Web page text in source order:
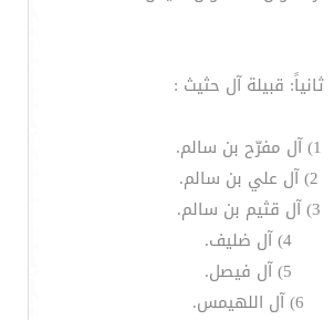
ثانياً: قبيلة آل حثيث :
1) آل مفرّح بن سالم.
2) آل علي بن سالم.
3) آل قثيم بن سالم.
4) آل ضليف.
5) آل فيصل.
6) آل اللهيمس.